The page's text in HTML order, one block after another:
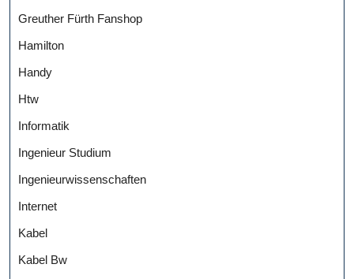
Greuther Fürth Fanshop
Hamilton
Handy
Htw
Informatik
Ingenieur Studium
Ingenieurwissenschaften
Internet
Kabel
Kabel Bw